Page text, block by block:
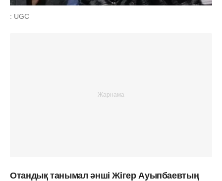
: UGC
Отандық танымал әнші Жігер Ауыпбаевтың